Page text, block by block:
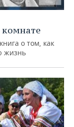
о том, как
жизнь